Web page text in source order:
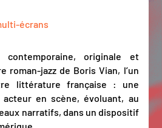
écrans
contemporaine, originale et
roman-jazz de Boris Vian, l’un
littérature française : une
en scène, évoluant, au
narratifs, dans un dispositif